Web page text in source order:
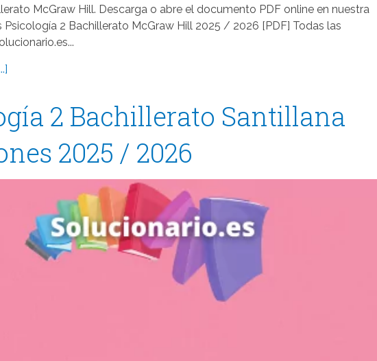
McGraw Hill. Descarga o abre el documento PDF online en nuestra
Psicología 2 Bachillerato McGraw Hill 2025 / 2026 [PDF] Todas las
2 Bachillerato Santillana
2025 / 2026